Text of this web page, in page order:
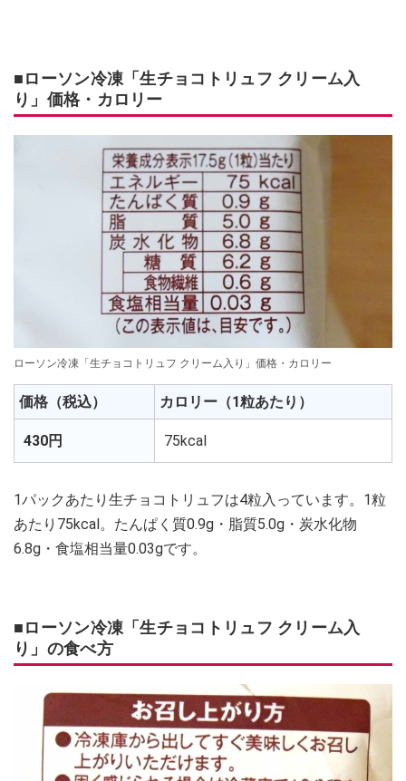
■ローソン冷凍「生チョコトリュフ クリーム入
り」価格・カロリー
ローソン冷凍「生チョコトリュフ クリーム入り」価格・カロリー
価格（税込） カロリー（1粒あたり）
430円 75kcal
1パックあたり生チョコトリュフは4粒入っています。1粒
あたり75kcal。たんぱく質0.9g・脂質5.0g・炭水化物
6.8g・食塩相当量0.03gです。
■ローソン冷凍「生チョコトリュフ クリーム入
り」の食べ方